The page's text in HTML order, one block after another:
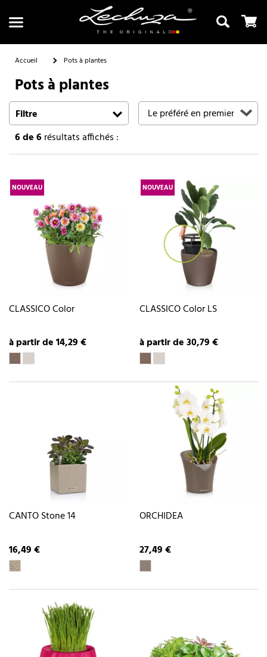
Recherche
Accueil Pots à plantes
Pots à plantes
Filtre
6de 6résultats affichés :
NOUVEAU
CLASSICO Color
à partir de 14,29 €
NOUVEAU
CLASSICO Color LS
à partir de 30,79 €
CANTO Stone 14
16,49 €
ORCHIDEA
27,49 €